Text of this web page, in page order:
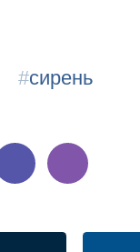
#сирень